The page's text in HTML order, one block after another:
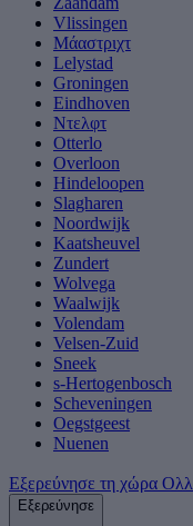
Vlissingen
Μάαστριχτ
Lelystad
Groningen
Eindhoven
Ντελφτ
Otterlo
Overloon
Hindeloopen
Slagharen
Noordwijk
Kaatsheuvel
Zundert
Wolvega
Waalwijk
Volendam
Velsen-Zuid
Sneek
s-Hertogenbosch
Scheveningen
Oegstgeest
Nuenen
Εξερεύνησε τη χώρα
Εξερεύνησε